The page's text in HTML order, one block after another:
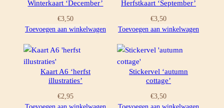
Winterkaart ‘December’
€3,50
Toevoegen aan winkelwagen
Herfstkaart ‘September’
€3,50
Toevoegen aan winkelwagen
Kaart A6 ‘herfst
illustraties’
€2,95
Stickervel ‘autumn
cottage’
€3,50